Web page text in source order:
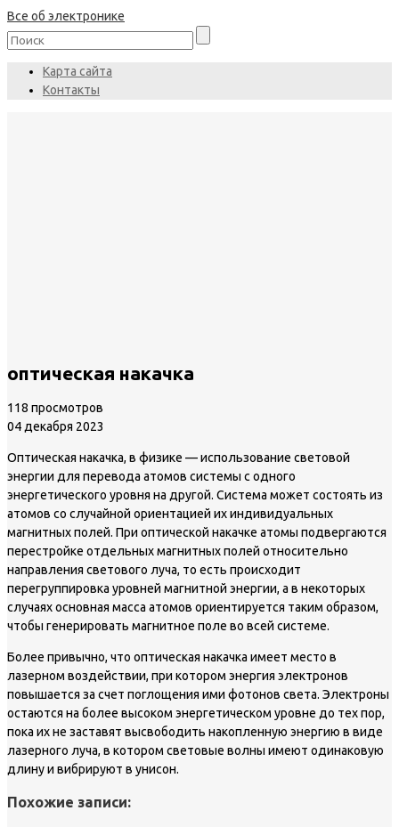
Все об электронике
Карта сайта
Контакты
оптическая накачка
118 просмотров
04 декабря 2023
Оптическая накачка, в физике — использование световой
энергии для перевода атомов системы с одного
энергетического уровня на другой. Система может состоять из
атомов со случайной ориентацией их индивидуальных
магнитных полей. При оптической накачке атомы подвергаются
перестройке отдельных магнитных полей относительно
направления светового луча, то есть происходит
перегруппировка уровней магнитной энергии, а в некоторых
случаях основная масса атомов ориентируется таким образом,
чтобы генерировать магнитное поле во всей системе.
Более привычно, что оптическая накачка имеет место в
лазерном воздействии, при котором энергия электронов
повышается за счет поглощения ими фотонов света. Электроны
остаются на более высоком энергетическом уровне до тех пор,
пока их не заставят высвободить накопленную энергию в виде
лазерного луча, в котором световые волны имеют одинаковую
длину и вибрируют в унисон.
Похожие записи: